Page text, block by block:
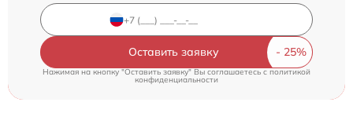
Оставить заявку
Нажимая на кнопку "Оставить заявку" Вы соглашаетесь cполитикой
конфиденциальности